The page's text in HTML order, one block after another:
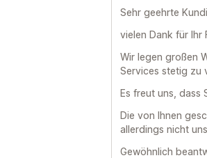
Sehr geehrte
vielen Dank für Ihr
Wir legen großen
Services stetig zu
Es freut uns, dass
Die von Ihnen
allerdings nicht
Gewöhnlich